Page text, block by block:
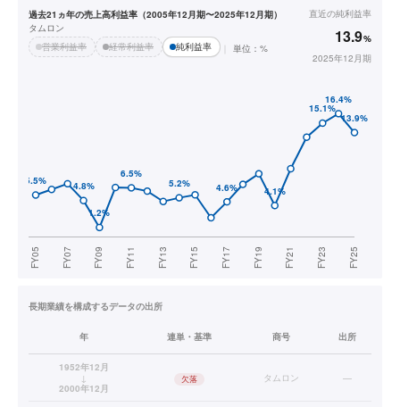
過去21ヵ年の売上高利益率（2005年12月期〜2025年12月期）
タムロン
営業利益率
経常利益率 純利益率 単位：%
直近の純利益率
13.9%
2025年12月期
長期業績を構成するデータの出所
年 連単・基準 商号 出所
1952年12月
↓
2000年12月
欠落 タムロン —